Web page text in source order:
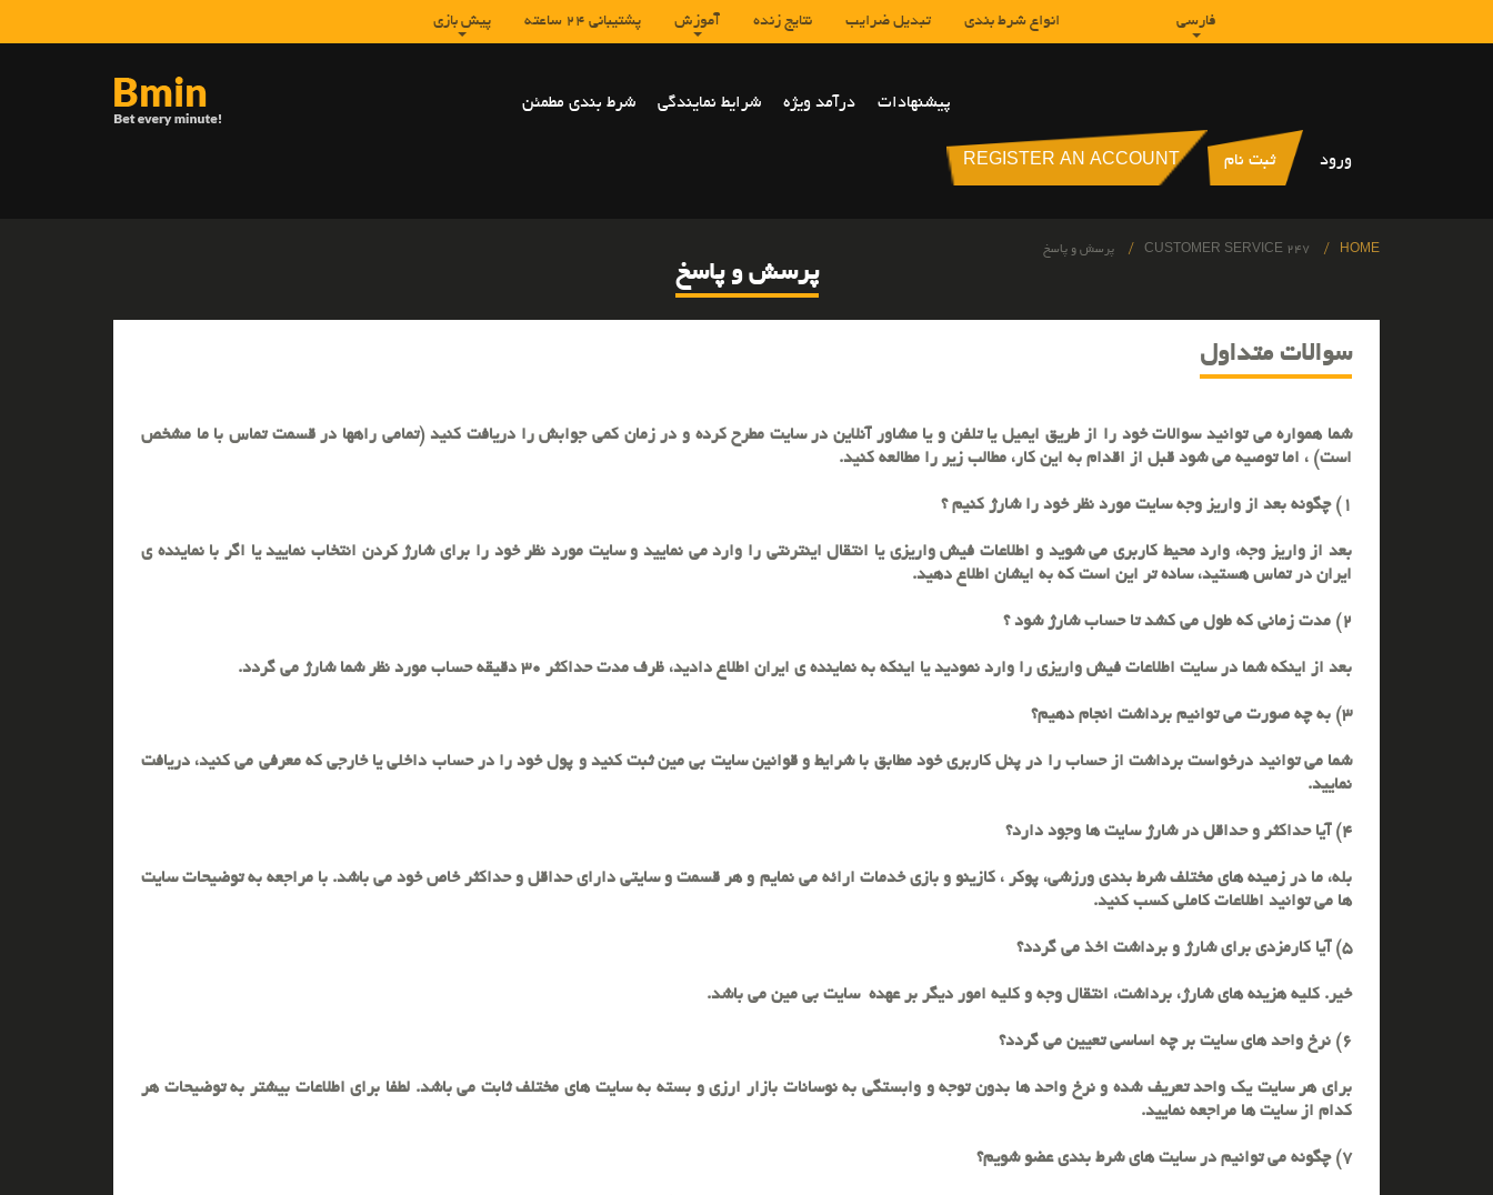
اصلی
menu
پیش بازی پشتیبانی 24 ساعته آموزش نتایج زنده تبدیل ضرایب انواع شرط بندی فارسی
Main
navigation
پیشنهادات درآمد ویژه شرایط نمایندگی شرط بندی مطمئن
کاربری
ورود ثبت نام REGISTER AN ACCOUNT
مسیر
HOME پرسش و پاسخ
پرسش و پاسخ
سوالات متداول
شما همواره می توانید سوالات خود را از طریق ایمیل یا تلفن و یا مشاور آنلاین در سایت مطرح کرده و در زمان کمی جوابش را دریافت کنید (تمامی راهها در قسمت تماس با ما مشخص
است) ، اما توصیه می شود قبل از اقدام به این کار، مطالب زیر را مطالعه کنید.
1) چگونه بعد از واریز وجه سایت مورد نظر خود را شارژ کنیم ؟
بعد از واریز وجه، وارد محیط کاربری می شوید و اطلاعات فیش واریزی یا انتقال اینترنتی را وارد می نمایید و سایت مورد نظر خود را برای شارژ کردن انتخاب نمایید یا اگر با نماینده ی
ایران در تماس هستید، ساده تر این است که به ایشان اطلاع دهید.
2) مدت زمانی که طول می کشد تا حساب شارژ شود ؟
بعد از اینکه شما در سایت اطلاعات فیش واریزی را وارد نمودید یا اینکه به نماینده ی ایران اطلاع دادید، ظرف مدت حداکثر 30 دقیقه حساب مورد نظر شما شارژ می گردد.
3) به چه صورت می توانیم برداشت انجام دهیم؟
شما می توانید درخواست برداشت از حساب را در پنل کاربری خود مطابق با شرایط و قوانین سایت بی مین ثبت کنید و پول خود را در حساب داخلی یا خارجی که معرفی می کنید، دریافت
نمایید.
4) آیا حداکثر و حداقل در شارژ سایت ها وجود دارد؟
بله، ما در زمینه های مختلف شرط بندی ورزشی، پوکر ، کازینو و بازی خدمات ارائه می نمایم و هر قسمت و سایتی دارای حداقل و حداکثر خاص خود می باشد. با مراجعه به توضیحات سایت
ها می توانید اطلاعات کاملی کسب کنید.
5) آیا کارمزدی برای شارژ و برداشت اخذ می گردد؟
خیر. کلیه هزینه های شارژ، برداشت، انتقال وجه و کلیه امور دیگر بر عهده سایت بی مین می باشد.
6) نرخ واحد های سایت بر چه اساسی تعیین می گردد؟
برای هر سایت یک واحد تعریف شده و نرخ واحد ها بدون توجه و وابستگی به نوسانات بازار ارزی و بسته به سایت های مختلف ثابت می باشد. لطفا برای اطلاعات بیشتر به توضیحات هر
کدام از سایت ها مراجعه نمایید.
7) چگونه می توانیم در سایت های شرط بندی عضو شویم؟